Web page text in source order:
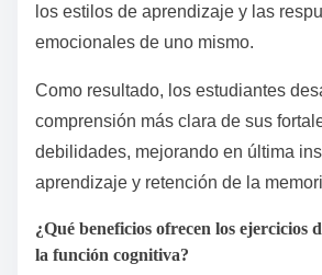
los estilos de aprendizaje y las
emocionales de uno mismo.
Como resultado, los estudiantes
comprensión más clara de sus
debilidades, mejorando en última
aprendizaje y retención de la
¿Qué beneficios ofrecen los ejercicios
la función cognitiva?